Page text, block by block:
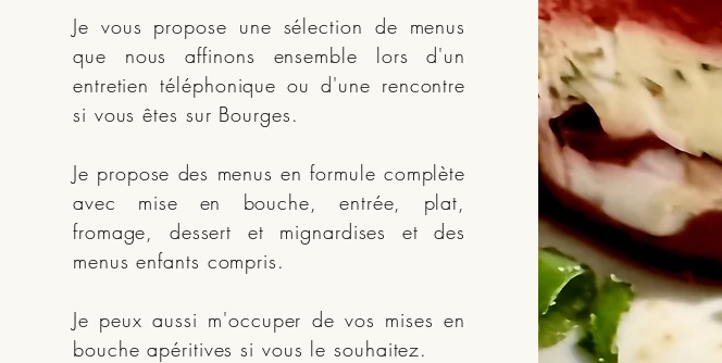
Je vous propose une sélection de menus
que nous affinons ensemble lors d'un
entretien téléphonique ou d'une rencontre
si vous êtes sur Bourges.
Je propose des menus en formule complète
avec mise en bouche, entrée, plat,
fromage, dessert et mignardises et des
menus enfants compris.
Je peux aussi m'occuper de vos mises en
bouche apéritives si vous le souhaitez.